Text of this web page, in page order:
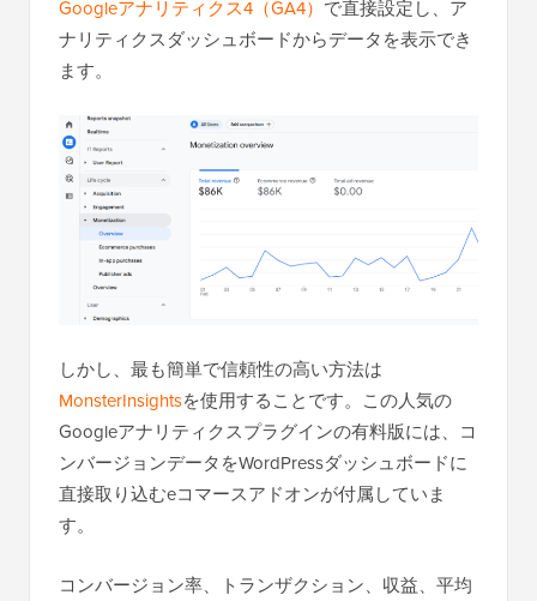
Googleアナリティクス4（GA4） で直接設定し、ア
ナリティクスダッシュボードからデータを表示でき
ます。
しかし、最も簡単で信頼性の高い方法は
MonsterInsightsを使用することです。この人気の
Googleアナリティクスプラグインの有料版には、コ
ンバージョンデータをWordPressダッシュボードに
直接取り込むeコマースアドオンが付属していま
す。
コンバージョン率、トランザクション、収益、平均